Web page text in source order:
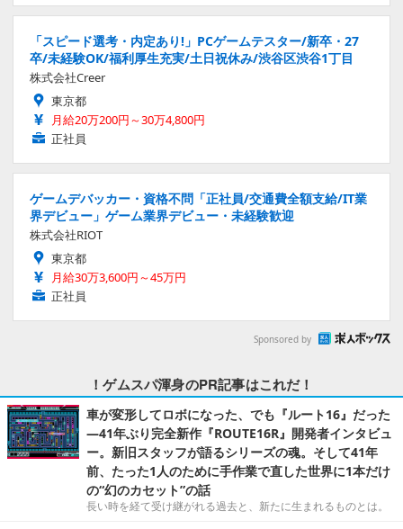
「スピード選考・内定あり!」PCゲームテスター/新卒・27
卒/未経験OK/福利厚生充実/土日祝休み/渋谷区渋谷1丁目
株式会社Creer
東京都
月給20万200円～30万4,800円
正社員
ゲームデバッカー・資格不問「正社員/交通費全額支給/IT業
界デビュー」ゲーム業界デビュー・未経験歓迎
株式会社RIOT
東京都
月給30万3,600円～45万円
正社員
Sponsored by
！ゲムスパ渾身のPR記事はこれだ！
車が変形してロボになった、でも『ルート16』だった
―41年ぶり完全新作『ROUTE16R』開発者インタビュ
ー。新旧スタッフが語るシリーズの魂。そして41年
前、たった1人のために手作業で直した世界に1本だけ
の“幻のカセット”の話
長い時を経て受け継がれる過去と、新たに生まれるものとは。